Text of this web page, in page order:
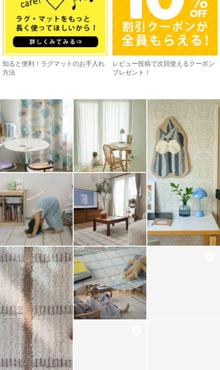
知ると便利！ラグマットのお手入れ
方法
レビュー投稿で次回使えるクーポン
プレゼント！